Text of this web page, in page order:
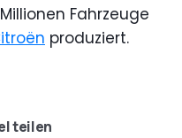
Fahrzeuge
produziert.
teilen